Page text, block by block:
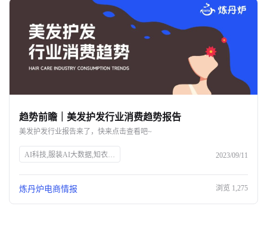
资源中心
新闻中心
关于我们
公司介绍
商机推荐
趋势前瞻｜美发护发行业消费趋势报告
美发护发行业报告来了，快来点击查看吧~
AI科技,服装AI大数据,知衣科技,头皮护理,防脱生发,美发护发行业,消费趋势,高端头皮精油,洗发水功效,消费者安全,中草药防脱,丰盈蓬松,免洗喷雾,Spes诗裴丝 2023/09/11
炼丹炉电商情报 浏览 1,275